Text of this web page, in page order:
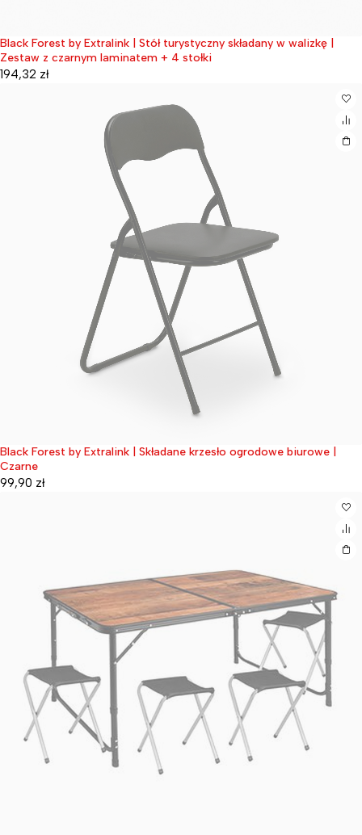
Wyprzedane
Black Forest by Extralink | Stół turystyczny składany w walizkę |
Zestaw z czarnym laminatem + 4 stołki
194,32 zł
Wyprzedane
Black Forest by Extralink | Składane krzesło ogrodowe biurowe |
Czarne
99,90 zł